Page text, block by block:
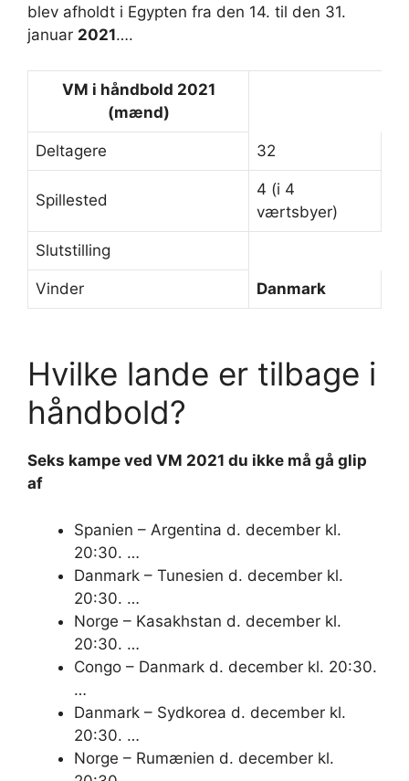
blev afholdt i Egypten fra den 14. til den 31.
januar 2021….
VM i håndbold 2021
(mænd)
Deltagere 32
Spillested
4 (i 4
værtsbyer)
Slutstilling
Vinder Danmark
Hvilke lande er tilbage i
håndbold?
Seks kampe ved VM 2021 du ikke må gå glip
af
Spanien – Argentina d. december kl.
20:30. …
Danmark – Tunesien d. december kl.
20:30. …
Norge – Kasakhstan d. december kl.
20:30. …
Congo – Danmark d. december kl. 20:30.
…
Danmark – Sydkorea d. december kl.
20:30. …
Norge – Rumænien d. december kl.